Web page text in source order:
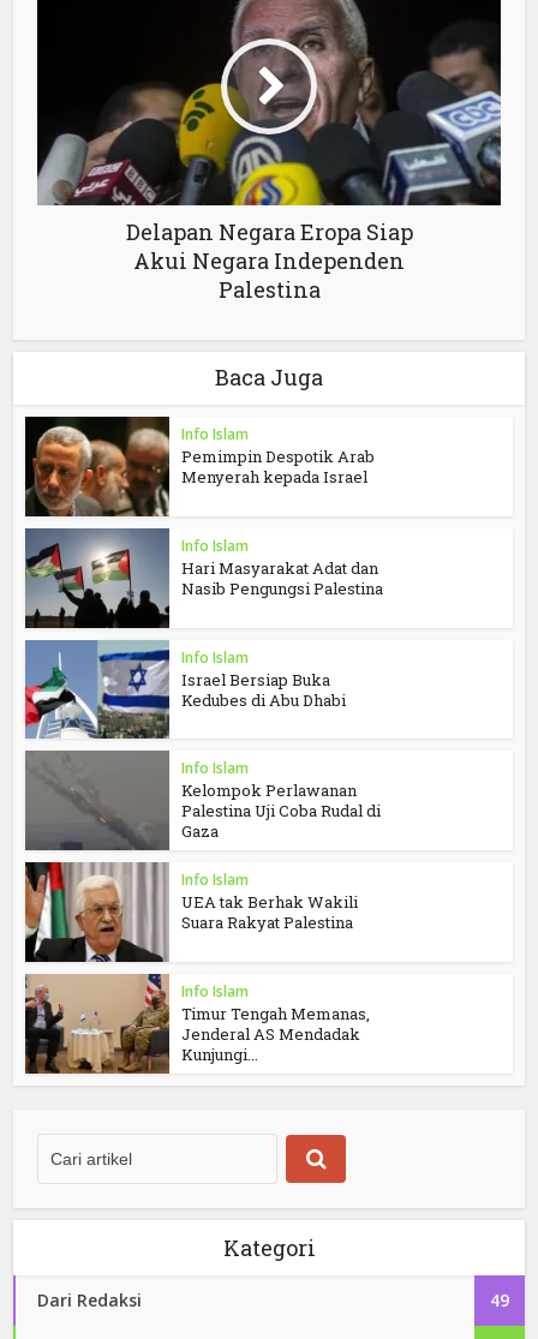
Delapan Negara Eropa Siap
Akui Negara Independen
Palestina
Baca Juga
Info Islam
Pemimpin Despotik Arab
Menyerah kepada Israel
Info Islam
Hari Masyarakat Adat dan
Nasib Pengungsi Palestina
Info Islam
Israel Bersiap Buka
Kedubes di Abu Dhabi
Info Islam
Kelompok Perlawanan
Palestina Uji Coba Rudal di
Gaza
Info Islam
UEA tak Berhak Wakili
Suara Rakyat Palestina
Info Islam
Timur Tengah Memanas,
Jenderal AS Mendadak
Kunjungi...
Kategori
Dari Redaksi 49